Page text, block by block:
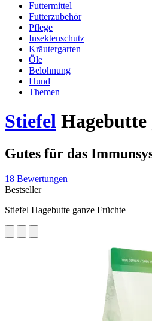
Futtermittel
Futterzubehör
Pflege
Insektenschutz
Kräutergarten
Öle
Belohnung
Hund
Themen
Stiefel Hagebutte
Gutes für das
18 Bewertungen
Bestseller
Stiefel Hagebutte ganze Früchte